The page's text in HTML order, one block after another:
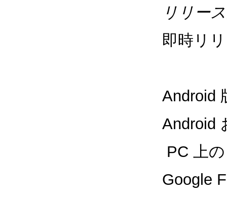
リリー
即時リ
Android
Android
PC 上
Google